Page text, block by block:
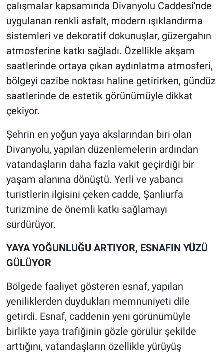
çalışmalar kapsamında Divanyolu Caddesi'nde
uygulanan renkli asfalt, modern ışıklandırma
sistemleri ve dekoratif dokunuşlar, güzergahın
atmosferine katkı sağladı. Özellikle akşam
saatlerinde ortaya çıkan aydınlatma atmosferi,
bölgeyi cazibe noktası haline getirirken, gündüz
saatlerinde de estetik görünümüyle dikkat
çekiyor.
Şehrin en yoğun yaya akslarından biri olan
Divanyolu, yapılan düzenlemelerin ardından
vatandaşların daha fazla vakit geçirdiği bir
yaşam alanına dönüştü. Yerli ve yabancı
turistlerin ilgisini çeken cadde, Şanlıurfa
turizmine de önemli katkı sağlamayı
sürdürüyor.
YAYA YOĞUNLUĞU ARTIYOR, ESNAFIN YÜZÜ
GÜLÜYOR
Bölgede faaliyet gösteren esnaf, yapılan
yeniliklerden duydukları memnuniyeti dile
getirdi. Esnaf, caddenin yeni görünümüyle
birlikte yaya trafiğinin gözle görülür şekilde
arttığını, vatandaşların özellikle yürüyüş